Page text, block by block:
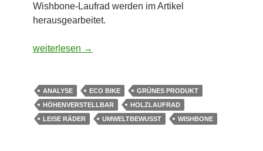
Wishbone-Laufrad werden im Artikel
herausgearbeitet.
Eco Bike – 2in1 Laufrad Classic von Wisbone
weiterlesen →
ANALYSE ECO BIKE
GRÜNES PRODUKT
HÖHENVERSTELLBAR
HOLZLAUFRAD
LEISE RÄDER
UMWELTBEWUSST WISHBONE